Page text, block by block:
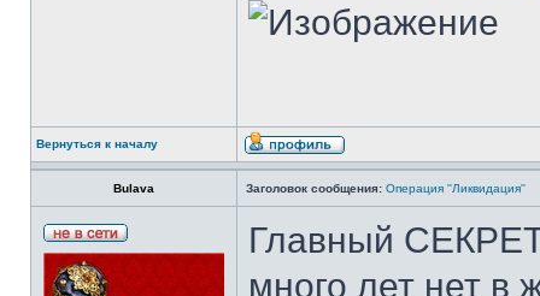
Вернуться к началу
Bulava Заголовок сообщения: Операция ''Ликвидация''
Главный СЕКРЕТ
много лет нет в